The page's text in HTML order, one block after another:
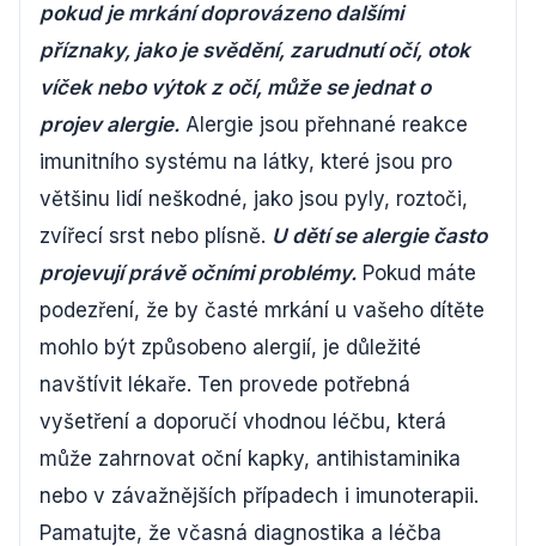
pokud je mrkání doprovázeno dalšími
příznaky, jako je svědění, zarudnutí očí, otok
víček nebo výtok z očí, může se jednat o
projev alergie. Alergie jsou přehnané reakce
imunitního systému na látky, které jsou pro
většinu lidí neškodné, jako jsou pyly, roztoči,
zvířecí srst nebo plísně. U dětí se alergie často
projevují právě očními problémy. Pokud máte
podezření, že by časté mrkání u vašeho dítěte
mohlo být způsobeno alergií, je důležité
navštívit lékaře. Ten provede potřebná
vyšetření a doporučí vhodnou léčbu, která
může zahrnovat oční kapky, antihistaminika
nebo v závažnějších případech i imunoterapii.
Pamatujte, že včasná diagnostika a léčba